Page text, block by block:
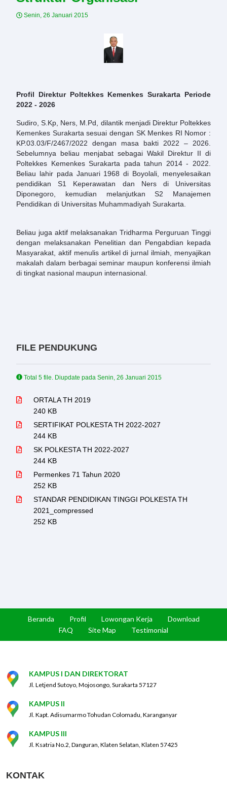
Senin, 26 Januari 2015
Profil Direktur Poltekkes Kemenkes Surakarta Periode
2022 - 2026
Sudiro, S.Kp, Ners, M.Pd, dilantik menjadi Direktur Poltekkes
Kemenkes Surakarta sesuai dengan SK Menkes RI Nomor :
KP.03.03/F/2467/2022 dengan masa bakti 2022 – 2026.
Sebelumnya beliau menjabat sebagai Wakil Direktur II di
Poltekkes Kemenkes Surakarta pada tahun 2014 - 2022.
Beliau lahir pada Januari 1968 di Boyolali, menyelesaikan
pendidikan S1 Keperawatan dan Ners di Universitas
Diponegoro, kemudian melanjutkan S2 Manajemen
Pendidikan di Universitas Muhammadiyah Surakarta.
Beliau juga aktif melaksanakan Tridharma Perguruan Tinggi
dengan melaksanakan Penelitian dan Pengabdian kepada
Masyarakat, aktif menulis artikel di jurnal ilmiah, menyajikan
makalah dalam berbagai seminar maupun konferensi ilmiah
di tingkat nasional maupun internasional.
FILE PENDUKUNG
Total 5 file. Diupdate pada Senin, 26 Januari 2015
ORTALA TH 2019
240 KB
SERTIFIKAT POLKESTA TH 2022-2027
244 KB
SK POLKESTA TH 2022-2027
244 KB
Permenkes 71 Tahun 2020
252 KB
STANDAR PENDIDIKAN TINGGI POLKESTA TH
2021_compressed
252 KB
Beranda Profil Lowongan Kerja
Download
FAQ
Site Map Testimonial
KAMPUS I DAN DIREKTORAT
Jl. Letjend Sutoyo, Mojosongo, Surakarta 57127
KAMPUS II
Jl. Kapt. Adisumarmo Tohudan Colomadu, Karanganyar
KAMPUS III
Jl. Ksatria No.2, Danguran, Klaten Selatan, Klaten 57425
KONTAK